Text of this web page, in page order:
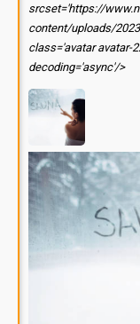
srcset='https://
content/uploads/
class='avatar avatar-
decoding='async'/>